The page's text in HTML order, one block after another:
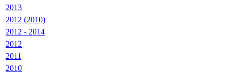
2013
2012 (2010)
2012 - 2014
2012
2011
2010